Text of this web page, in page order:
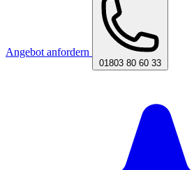
Angebot anfordern
01803 80 60 33